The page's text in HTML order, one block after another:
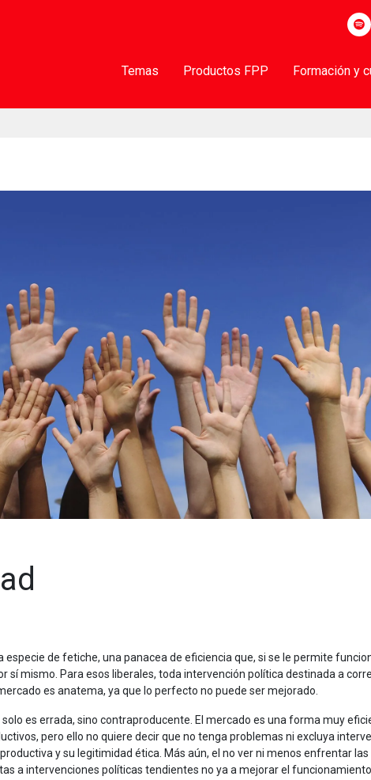
Temas Productos FPP Formación y
especie de fetiche, una panacea de eficiencia que, si se le permite
sí mismo. Para esos liberales, toda intervención política destinada a
es anatema, ya que lo perfecto no puede ser mejorado.
es errada, sino contraproducente. El mercado es una forma muy
pero ello no quiere decir que no tenga problemas ni excluya
y su legitimidad ética. Más aún, el no ver ni menos enfrentar las
a intervenciones políticas tendientes no ya a mejorar el funcionamiento